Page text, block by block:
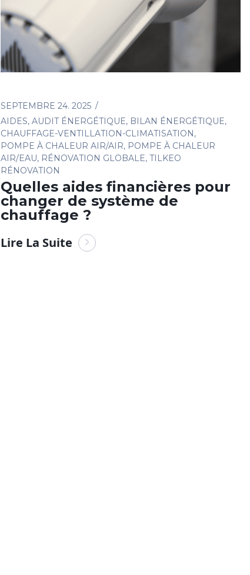
SEPTEMBRE 24. 2025
AIDES, AUDIT ÉNERGÉTIQUE, BILAN ÉNERGÉTIQUE,
CHAUFFAGE-VENTILLATION-CLIMATISATION,
POMPE À CHALEUR AIR/AIR, POMPE À CHALEUR
AIR/EAU, RÉNOVATION GLOBALE, TILKEO
RÉNOVATION
Quelles aides financières pour
changer de système de
chauffage ?
Lire La Suite